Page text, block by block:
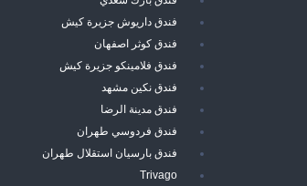
فندق داريوش جزيرة كيش
فندق كوثر اصفهان
فندق فلامينكو جزيرة كيش
فندق نكين مشهد
فندق مدينة الرضا
فندق فردوسي طهران
فندق بارسيان استقلال طهران
Trivago